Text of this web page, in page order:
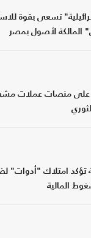
تسعى بقوة
المالكة لأصول بمصر
على منصات عملات
تؤكد امتلاك
المالية